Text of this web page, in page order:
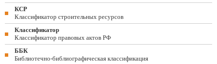
КСР
Классификатор строительных ресурсов
Классификатор
Классификатор правовых актов РФ
ББК
Библиотечно-библиографическая классификация